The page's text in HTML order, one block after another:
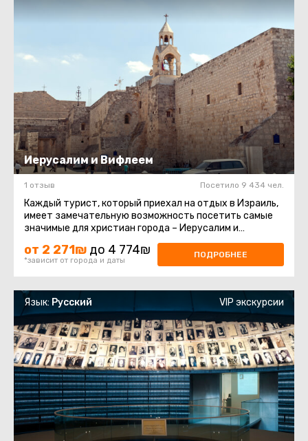
Иерусалим и Вифлеем
1 отзыв Посетило 9 434 чел.
Каждый турист, который приехал на отдых в Израиль,
имеет замечательную возможность посетить самые
значимые для христиан города – Иерусалим и
от 2 271₪ до 4 774₪
*зависит от города и даты
ПОДРОБНЕЕ
Язык: Русский VIP экскурсии